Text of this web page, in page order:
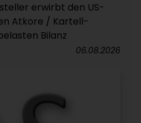
erwirbt den US-
Atkore / Kartell-
Bilanz
06.08.2026